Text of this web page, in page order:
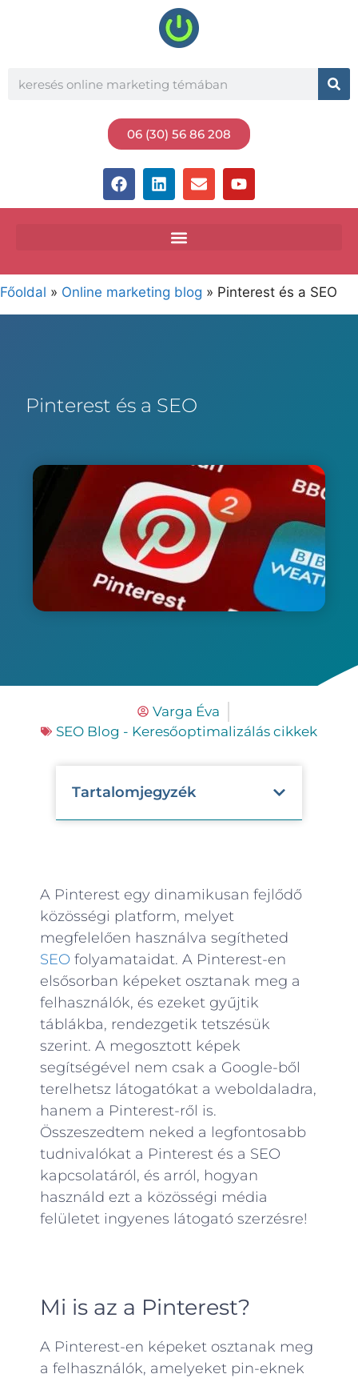
06 (30) 56 86 208
Főoldal » Online marketing blog » Pinterest és a SEO
Pinterest és a SEO
Varga Éva
SEO Blog - Keresőoptimalizálás cikkek
Tartalomjegyzék
A Pinterest egy dinamikusan fejlődő
közösségi platform, melyet
megfelelően használva segítheted
SEO folyamataidat. A Pinterest-en
elsősorban képeket osztanak meg a
felhasználók, és ezeket gyűjtik
táblákba, rendezgetik tetszésük
szerint. A megosztott képek
segítségével nem csak a Google-ből
terelhetsz látogatókat a weboldaladra,
hanem a Pinterest-ről is.
Összeszedtem neked a legfontosabb
tudnivalókat a Pinterest és a SEO
kapcsolatáról, és arról, hogyan
használd ezt a közösségi média
felületet ingyenes látogató szerzésre!
Mi is az a Pinterest?
A Pinterest-en képeket osztanak meg
a felhasználók, amelyeket pin-eknek